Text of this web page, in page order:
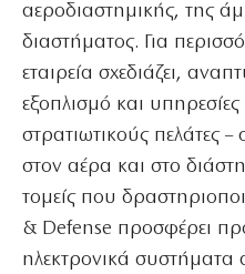
αεροδιαστημικής, της
διαστήματος. Για
εταιρεία σχεδιάζει,
εξοπλισμό και υπηρεσίες
στρατιωτικούς πελάτες
στον αέρα και στο
τομείς που
& Defense προσφέρει
ηλεκτρονικά